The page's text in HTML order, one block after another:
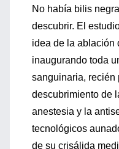
No había bilis
descubrir. El
idea de la ablación
inaugurando toda
sanguinaria, recién
descubrimiento de
anestesia y la
tecnológicos
de su crisálida